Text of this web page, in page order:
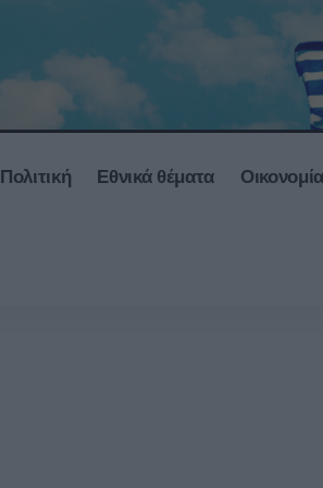
Πολιτική Εθνικά θέματα Οικονομία